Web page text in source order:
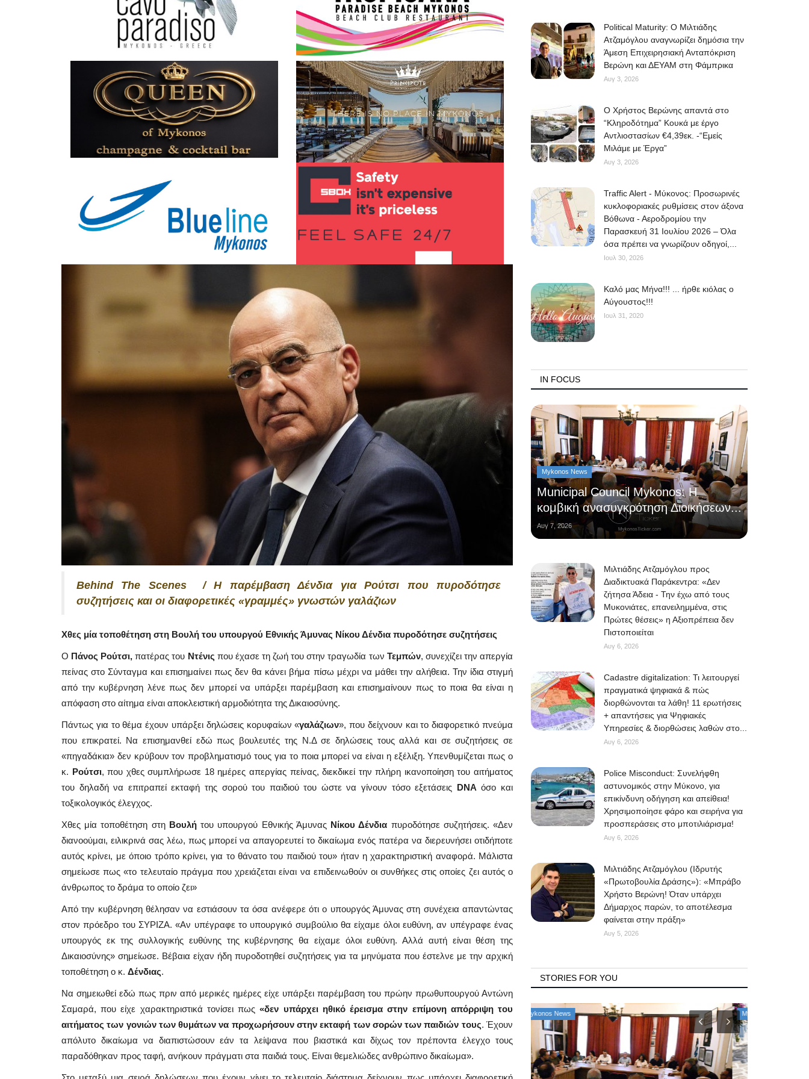
Behind The Scenes / Η παρέμβαση Δένδια για Ρούτσι που πυροδότησε
συζητήσεις και οι διαφορετικές «γραμμές» γνωστών γαλάζιων
Χθες μία τοποθέτηση στη Βουλή του υπουργού Εθνικής Άμυνας Νίκου Δένδια πυροδότησε συζητήσεις
Ο Πάνος Ρούτσι, πατέρας του Ντένις που έχασε τη ζωή του στην τραγωδία των Τεμπών, συνεχίζει την απεργία
πείνας στο Σύνταγμα και επισημαίνει πως δεν θα κάνει βήμα πίσω μέχρι να μάθει την αλήθεια. Την ίδια στιγμή
από την κυβέρνηση λένε πως δεν μπορεί να υπάρξει παρέμβαση και επισημαίνουν πως το ποια θα είναι η
απόφαση στο αίτημα είναι αποκλειστική αρμοδιότητα της Δικαιοσύνης.
Πάντως για το θέμα έχουν υπάρξει δηλώσεις κορυφαίων «γαλάζιων», που δείχνουν και το διαφορετικό πνεύμα
που επικρατεί. Να επισημανθεί εδώ πως βουλευτές της Ν.Δ σε δηλώσεις τους αλλά και σε συζητήσεις σε
«πηγαδάκια» δεν κρύβουν τον προβληματισμό τους για το ποια μπορεί να είναι η εξέλιξη. Υπενθυμίζεται πως ο
κ. Ρούτσι, που χθες συμπλήρωσε 18 ημέρες απεργίας πείνας, διεκδικεί την πλήρη ικανοποίηση του αιτήματος
του δηλαδή να επιτραπεί εκταφή της σορού του παιδιού του ώστε να γίνουν τόσο εξετάσεις DNA όσο και
τοξικολογικός έλεγχος.
Χθες μία τοποθέτηση στη Βουλήτου υπουργού Εθνικής Άμυνας Νίκου Δένδια πυροδότησε συζητήσεις. «Δεν
διανοούμαι, ειλικρινά σας λέω, πως μπορεί να απαγορευτεί το δικαίωμα ενός πατέρα να διερευνήσει οτιδήποτε
αυτός κρίνει, με όποιο τρόπο κρίνει, για το θάνατο του παιδιού του» ήταν η χαρακτηριστική αναφορά. Μάλιστα
σημείωσε πως «το τελευταίο πράγμα που χρειάζεται είναι να επιδεινωθούν οι συνθήκες στις οποίες ζει αυτός ο
άνθρωπος το δράμα το οποίο ζει»
Από την κυβέρνηση θέλησαν να εστιάσουν τα όσα ανέφερε ότι ο υπουργός Άμυνας στη συνέχεια απαντώντας
στον πρόεδρο του ΣΥΡΙΖΑ. «Αν υπέγραφε το υπουργικό συμβούλιο θα είχαμε όλοι ευθύνη, αν υπέγραφε ένας
υπουργός εκ της συλλογικής ευθύνης της κυβέρνησης θα είχαμε όλοι ευθύνη. Αλλά αυτή είναι θέση της
Δικαιοσύνης» σημείωσε. Βέβαια είχαν ήδη πυροδοτηθεί συζητήσεις για τα μηνύματα που έστελνε με την αρχική
τοποθέτηση ο κ. Δένδιας.
Να σημειωθεί εδώ πως πριν από μερικές ημέρες είχε υπάρξει παρέμβαση του πρώην πρωθυπουργού Αντώνη
Σαμαρά, που είχε χαρακτηριστικά τονίσει πως«δεν υπάρχει ηθικό έρεισμα στην επίμονη απόρριψη του
αιτήματος των γονιών των θυμάτων να προχωρήσουν στην εκταφή των σορών των παιδιών τους. Έχουν
απόλυτο δικαίωμα να διαπιστώσουν εάν τα λείψανα που βιαστικά και δίχως τον πρέποντα έλεγχο τους
παραδόθηκαν προς ταφή, ανήκουν πράγματι στα παιδιά τους. Είναι θεμελιώδες ανθρώπινο δικαίωμα».
Political Maturity: Ο Μιλτιάδης
Ατζαμόγλου αναγνωρίζει δημόσια την
Άμεση Επιχειρησιακή Ανταπόκριση
Βερώνη και ΔΕΥΑΜ στη Φάμπρικα
Αυγ 3, 2026
O Χρήστος Βερώνης απαντά στο
“Κληροδότημα” Κουκά με έργο
Αντλιοστασίων €4,39εκ. -“Εμείς
Μιλάμε με Έργα”
Αυγ 3, 2026
Traffic Alert - Μύκονος: Προσωρινές
κυκλοφοριακές ρυθμίσεις στον άξονα
Βόθωνα - Αεροδρομίου την
Παρασκευή 31 Ιουλίου 2026 – Όλα
όσα πρέπει να γνωρίζουν οδηγοί,...
Ιουλ 30, 2026
Kαλό μας Μήνα!!! ... ήρθε κιόλας ο
Αύγουστος!!!
Ιουλ 31, 2020
IN FOCUS
Mykonos News
Municipal Council Mykonos: Η
κομβική ανασυγκρότηση Διοικήσεων...
Αυγ 7, 2026
Μιλτιάδης Ατζαμόγλου προς
Διαδικτυακά Παράκεντρα: «Δεν
ζήτησα Άδεια - Την έχω από τους
Μυκονιάτες, επανειλημμένα, στις
Πρώτες θέσεις» η Αξιοπρέπεια δεν
Πιστοποιείται
Αυγ 6, 2026
Cadastre digitalization: Τι λειτουργεί
πραγματικά ψηφιακά & πώς
διορθώνονται τα λάθη! 11 ερωτήσεις
+ απαντήσεις για Ψηφιακές
Υπηρεσίες & διορθώσεις λαθών στο...
Αυγ 6, 2026
Police Misconduct: Συνελήφθη
αστυνομικός στην Μύκονο, για
επικίνδυνη οδήγηση και απείθεια!
Χρησιμοποίησε φάρο και σειρήνα για
προσπεράσεις στο μποτιλιάρισμα!
Αυγ 6, 2026
Μιλτιάδης Ατζαμόγλου (Ιδρυτής
«Πρωτοβουλία Δράσης»): «Μπράβο
Χρήστο Βερώνη! Όταν υπάρχει
Δήμαρχος παρών, το αποτέλεσμα
φαίνεται στην πράξη»
Αυγ 5, 2026
STORIES FOR YOU
Mykonos Δ.Ε.Υ.Α. Μυκόνου Mykonos News Mykonos News